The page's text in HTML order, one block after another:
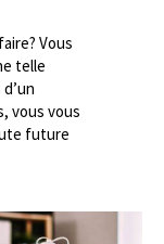
Vous
telle
vous vous
future